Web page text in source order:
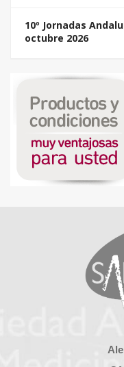
10º Jornadas
octubre 2026